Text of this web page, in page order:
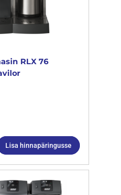
RLX 76
Lisa hinnapäringusse